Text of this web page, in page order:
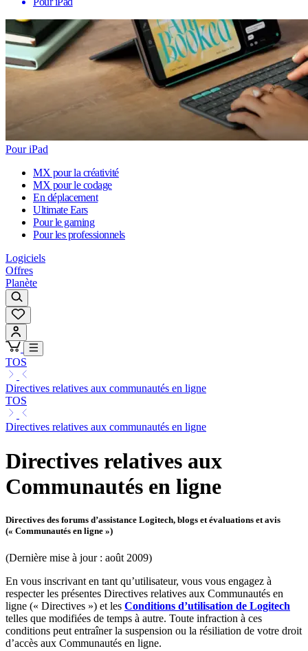
Pour iPad
MX pour la créativité
MX pour le codage
En déplacement
Ultimate Ears
Pour le gaming
Pour les professionnels
Logiciels
Offres
Planète
TOS
Directives relatives aux communautés en ligne
TOS
Directives relatives aux communautés en ligne
Directives relatives aux
Communautés en ligne
Directives des forums d’assistance Logitech, blogs et évaluations et avis
(« Communautés en ligne »)
(Dernière mise à jour : août 2009)
En vous inscrivant en tant qu’utilisateur, vous vous engagez à
respecter les présentes Directives relatives aux Communautés en
ligne (« Directives ») et les Conditions d’utilisation de Logitech
telles que modifiées de temps à autre. Toute infraction à ces
conditions peut entraîner la suspension ou la résiliation de votre droit
d’accès aux Communautés en ligne.